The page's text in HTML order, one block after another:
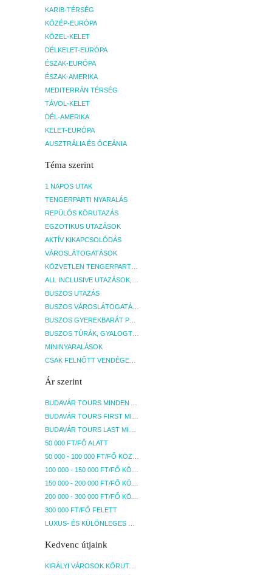
KARIB-TÉRSÉG
KÖZÉP-EURÓPA
KÖZEL-KELET
DÉLKELET-EURÓPA
ÉSZAK-EURÓPA
ÉSZAK-AMERIKA
MEDITERRÁN TÉRSÉG
TÁVOL-KELET
DÉL-AMERIKA
KELET-EURÓPA
AUSZTRÁLIA ÉS ÓCEÁNIA
Téma szerint
1 NAPOS UTAK
TENGERPARTI NYARALÁS
REPÜLŐS KÖRUTAZÁS
EGZOTIKUS UTAZÁSOK
AKTÍV KIKAPCSOLÓDÁS
VÁROSLÁTOGATÁSOK
KÖZVETLEN TENGERPARTI SZÁLLÁSOK
ALL INCLUSIVE UTAZÁSOK, NYARALÁSOK
BUSZOS UTAZÁS
BUSZOS VÁROSLÁTOGATÁSOK
BUSZOS GYEREKBARÁT PROGRAMOK
BUSZOS TÚRÁK, GYALOGTÚRÁK
MININYARALÁSOK
CSAK FELNŐTT VENDÉGEKET FOGADÓ SZÁLLÁSOK
Ár szerint
BUDAVÁR TOURS MINDEN AKCIÓS ÚT
BUDAVÁR TOURS FIRST MINUTE AKCIÓS UTAK
BUDAVÁR TOURS LAST MINUTE AKCIÓS UTAK
50 000 FT/FŐ ALATT
50 000 - 100 000 FT/FŐ KÖZÖTT
100 000 - 150 000 FT/FŐ KÖZÖTT
150 000 - 200 000 FT/FŐ KÖZÖTT
200 000 - 300 000 FT/FŐ KÖZÖTT
300 000 FT/FŐ FELETT
LUXUS- ÉS KÜLÖNLEGES UTAK
Kedvenc útjaink
KIRÁLYI VÁROSOK KÖRUTAZÁS KÖZVETLEN REPÜLŐJÁRATTAL - BUDAPEST, REPÜLŐ